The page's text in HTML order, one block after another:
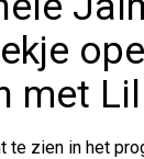
met
te zien in het